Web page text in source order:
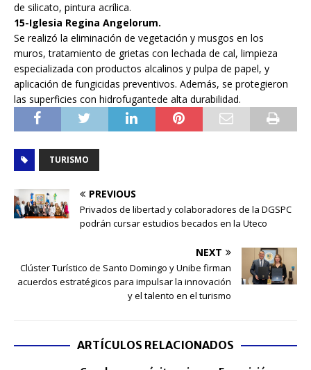
de silicato, pintura acrílica.
15-Iglesia Regina Angelorum.
Se realizó la eliminación de vegetación y musgos en los
muros, tratamiento de grietas con lechada de cal, limpieza
especializada con productos alcalinos y pulpa de papel, y
aplicación de fungicidas preventivos. Además, se protegieron
las superficies con hidrofugantede alta durabilidad.
TURISMO
PREVIOUS
Privados de libertad y colaboradores de la DGSPC
podrán cursar estudios becados en la Uteco
NEXT
Clúster Turístico de Santo Domingo y Unibe firman
acuerdos estratégicos para impulsar la innovación
y el talento en el turismo
ARTÍCULOS RELACIONADOS